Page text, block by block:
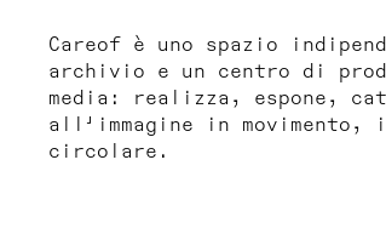
Careof è uno spazio
archivio e un centro di
media: realizza, espone,
all'immagine in movimento,
circolare.